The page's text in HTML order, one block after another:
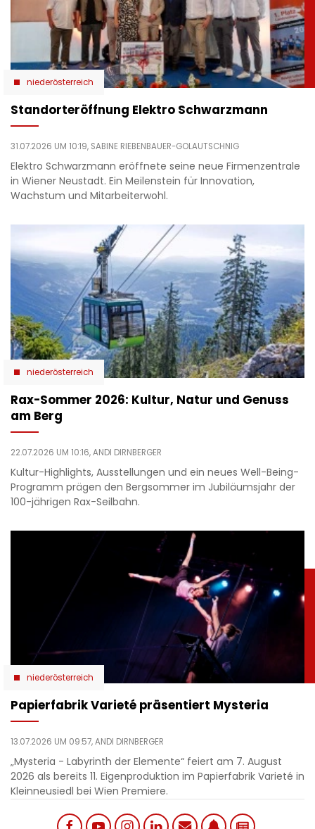
niederösterreich
Standorteröffnung Elektro Schwarzmann
31.07.2026 UM 10:19, SABINE RIEBENBAUER-GOLAUTSCHNIG
Elektro Schwarzmann eröffnete seine neue Firmenzentrale
in Wiener Neustadt. Ein Meilenstein für Innovation,
Wachstum und Mitarbeiterwohl.
niederösterreich
Rax-Sommer 2026: Kultur, Natur und Genuss
am Berg
22.07.2026 UM 10:16,ANDI DIRNBERGER
Kultur-Highlights, Ausstellungen und ein neues Well-Being-
Programm prägen den Bergsommer im Jubiläumsjahr der
100-jährigen Rax-Seilbahn.
niederösterreich
Papierfabrik Varieté präsentiert Mysteria
13.07.2026 UM 09:57,ANDI DIRNBERGER
„Mysteria - Labyrinth der Elemente“ feiert am 7. August
2026 als bereits 11. Eigenproduktion im Papierfabrik Varieté in
Kleinneusiedl bei Wien Premiere.